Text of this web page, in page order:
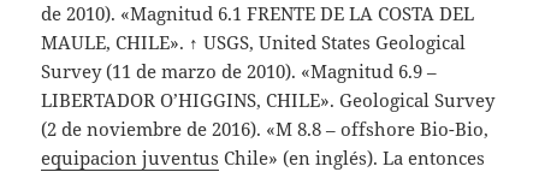
de 2010). «Magnitud 6.1 FRENTE DE LA COSTA DEL
MAULE, CHILE». ↑ USGS, United States Geological
Survey (11 de marzo de 2010). «Magnitud 6.9 –
LIBERTADOR O’HIGGINS, CHILE». Geological Survey
(2 de noviembre de 2016). «M 8.8 – offshore Bio-Bio,
equipacion juventus Chile» (en inglés). La entonces